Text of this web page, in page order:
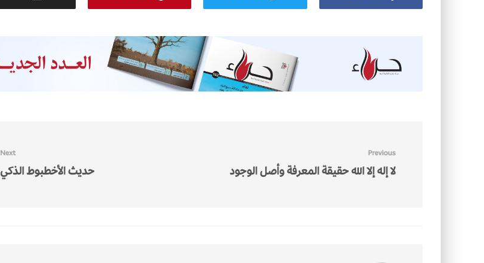
Previous
لا إله إلا الله حقيقة المعرفة وأصل الوجود
Next
حديث الأخطبوط الذكي